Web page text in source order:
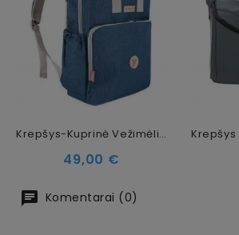
Krepšys-Kuprinė Vežimėliui Colibro Pop Blue
Kaina
49,00 €
Komentarai (0)